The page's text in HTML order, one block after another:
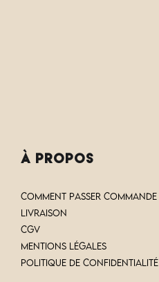
à PROPOS
COMMENT PASSER COMMANDE
LIVRAISON
CGV
Mentions Légales
Politique de confidentialité